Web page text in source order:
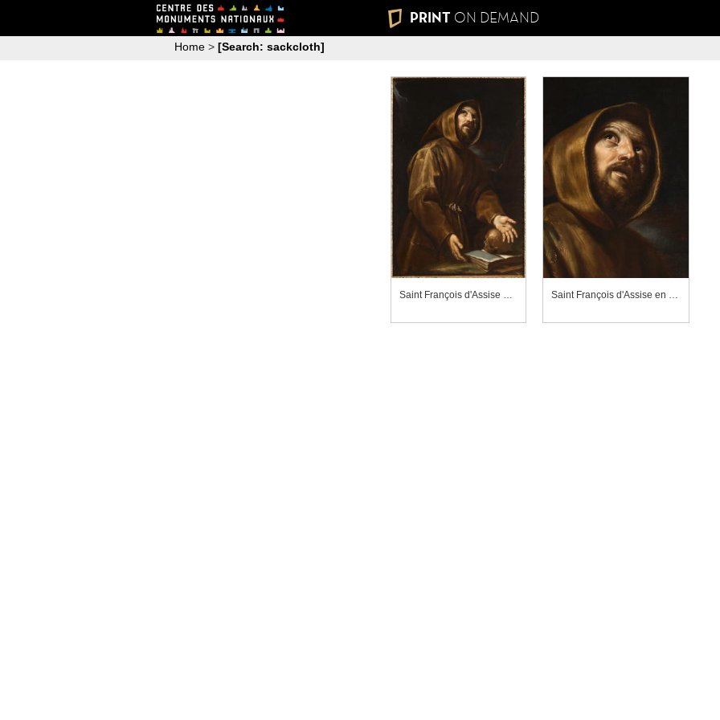
PRINT ON DEMAND
Home > [Search: sackcloth]
Saint François d'Assise en extase Saint François d'Assise en extase